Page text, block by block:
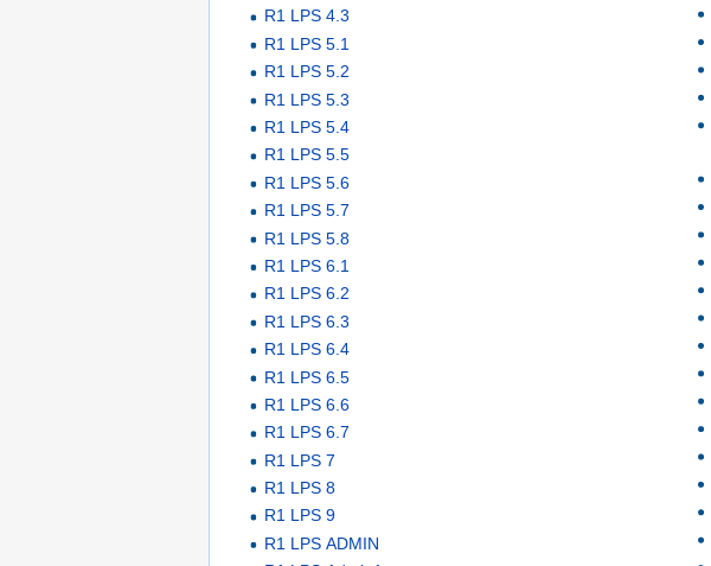
R1 LPS 4.3
R1 LPS 5.1
R1 LPS 5.2
R1 LPS 5.3
R1 LPS 5.4
R1 LPS 5.5
R1 LPS 5.6
R1 LPS 5.7
R1 LPS 5.8
R1 LPS 6.1
R1 LPS 6.2
R1 LPS 6.3
R1 LPS 6.4
R1 LPS 6.5
R1 LPS 6.6
R1 LPS 6.7
R1 LPS 7
R1 LPS 8
R1 LPS 9
R1 LPS ADMIN